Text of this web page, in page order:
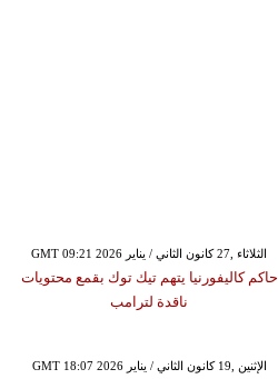
GMT 09:21 2026 الثلاثاء ,27 كانون الثاني / يناير
حاكم كاليفورنيا يتهم تيك توك بقمع محتويات
ناقدة لترامب
GMT 18:07 2026 الإثنين ,19 كانون الثاني / يناير